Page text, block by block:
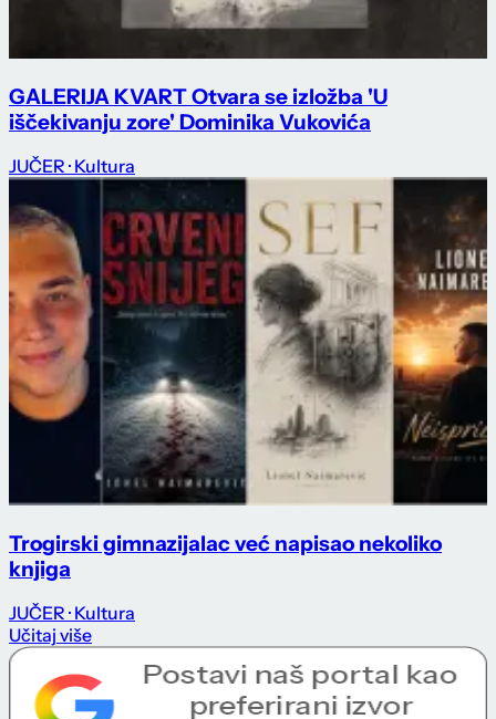
GALERIJA KVART Otvara se izložba 'U
iščekivanju zore' Dominika Vukovića
JUČER · Kultura
Trogirski gimnazijalac već napisao nekoliko
knjiga
JUČER · Kultura
Učitaj više